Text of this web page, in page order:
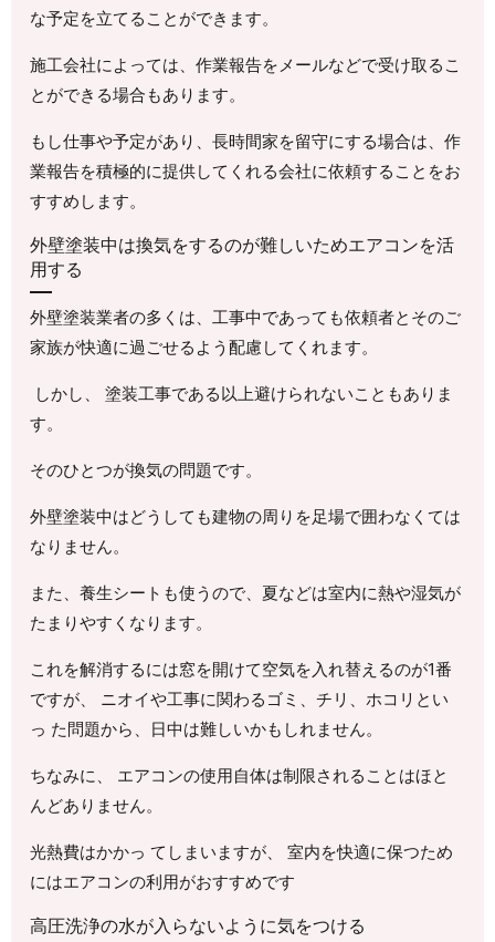
な予定を立てることができます。
施工会社によっては、作業報告をメールなどで受け取るこ
とができる場合もあります。
もし仕事や予定があり、長時間家を留守にする場合は、作
業報告を積極的に提供してくれる会社に依頼することをお
すすめします。
外壁塗装中は換気をするのが難しいためエアコンを活
用する
外壁塗装業者の多くは、工事中であっても依頼者とそのご
家族が快適に過ごせるよう配慮してくれます。
しかし、 塗装工事である以上避けられないこともありま
す。
そのひとつが換気の問題です。
外壁塗装中はどうしても建物の周りを足場で囲わなくては
なりません。
また、養生シートも使うので、夏などは室内に熱や湿気が
たまりやすくなります。
これを解消するには窓を開けて空気を入れ替えるのが1番
ですが、 ニオイや工事に関わるゴミ、チリ、ホコリとい
っ た問題から、日中は難しいかもしれません。
ちなみに、 エアコンの使用自体は制限されることはほと
んどありません。
光熱費はかかっ てしまいますが、 室内を快適に保つため
にはエアコンの利用がおすすめです
高圧洗浄の水が入らないように気をつける